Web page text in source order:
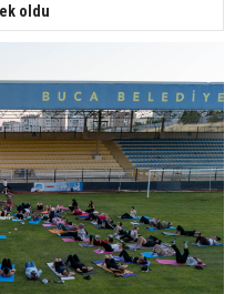
oldu